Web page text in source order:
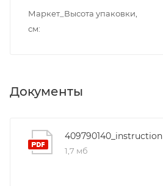
Маркет_Высота упаковки,
см
Документы
409790140_instruction
1,7 мб